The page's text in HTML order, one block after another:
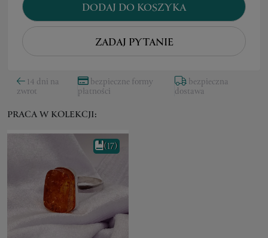
DODAJ DO KOSZYKA
ZADAJ PYTANIE
14 dni na
zwrot
bezpieczne formy
płatności
bezpieczna
dostawa
PRACA W KOLEKCJI:
(17)